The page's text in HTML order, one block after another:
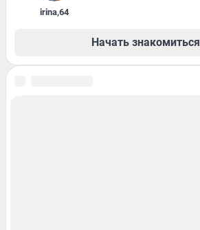
irina,64
Начать знакомиться